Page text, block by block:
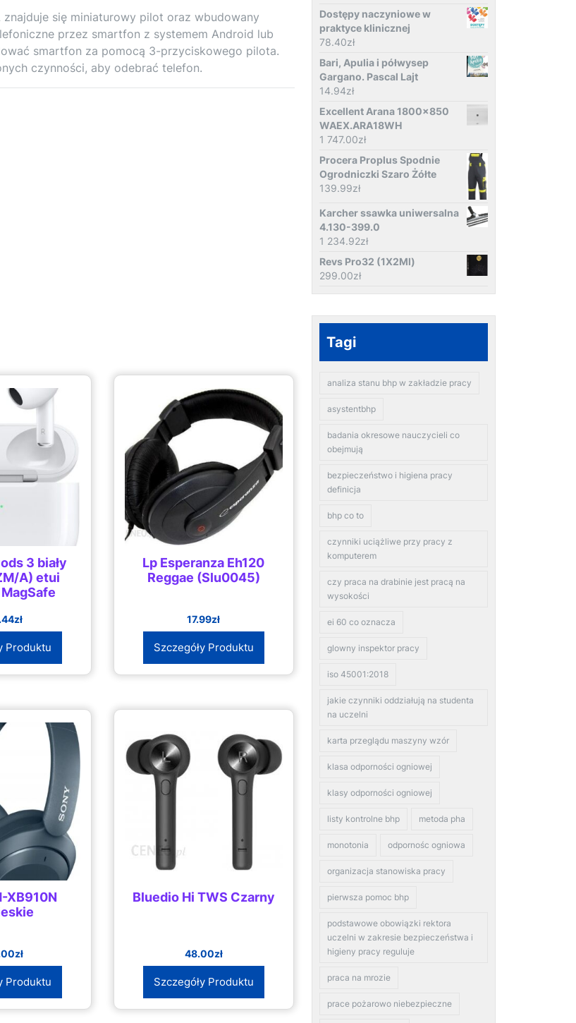
znajduje się miniaturowy pilot oraz wbudowany
przez smartfon z systemem Android lub
smartfon za pomocą 3-przyciskowego pilota.
czynności, aby odebrać telefon.
3 biały
A) etui
zł
Produktu
Lp Esperanza Eh120
Reggae (Slu0045)
17.99zł
Szczegóły Produktu
XB910N
zł
Produktu
Bluedio Hi TWS Czarny
48.00zł
Szczegóły Produktu
Dostępy naczyniowe w
praktyce klinicznej
78.40zł
Bari, Apulia i półwysep
Gargano. Pascal Lajt
14.94zł
Excellent Arana 1800x850
WAEX.ARA18WH
1 747.00zł
Procera Proplus Spodnie
Ogrodniczki Szaro Żółte
139.99zł
Karcher ssawka uniwersalna
4.130-399.0
1 234.92zł
Revs Pro32 (1X2Ml)
299.00zł
Tagi
analiza stanu bhp w zakładzie pracy
asystentbhp
badania okresowe nauczycieli co
obejmują
bezpieczeństwo i higiena pracy
definicja
bhp co to
czynniki uciążliwe przy pracy z
komputerem
czy praca na drabinie jest pracą na
wysokości
ei 60 co oznacza
glowny inspektor pracy
iso 45001:2018
jakie czynniki oddziałują na studenta
na uczelni
karta przeglądu maszyny wzór
klasa odporności ogniowej
klasy odporności ogniowej
listy kontrolne bhp metoda pha
monotonia odpornośc ogniowa
organizacja stanowiska pracy
pierwsza pomoc bhp
podstawowe obowiązki rektora
uczelni w zakresie bezpieczeństwa i
higieny pracy reguluje
praca na mrozie
prace pożarowo niebezpieczne